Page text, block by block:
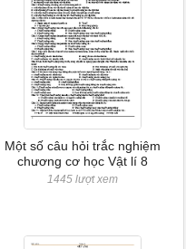
Một số câu hỏi trắc nghiệm
chương cơ học Vật lí 8
1445 lượt xem